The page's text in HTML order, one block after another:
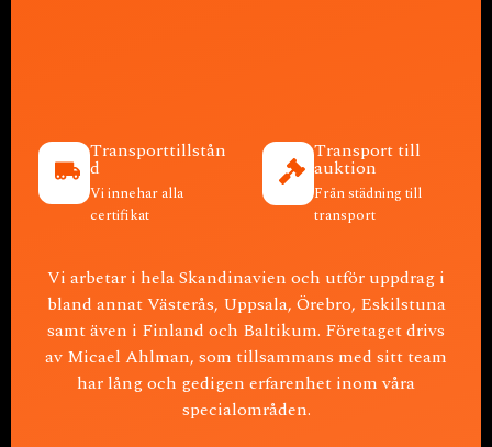
Transporttillstån
d
Vi innehar alla
certifikat
Transport till
auktion
Från städning till
transport
Vi arbetar i hela Skandinavien och utför uppdrag i
bland annat Västerås, Uppsala, Örebro, Eskilstuna
samt även i Finland och Baltikum. Företaget drivs
av Micael Ahlman, som tillsammans med sitt team
har lång och gedigen erfarenhet inom våra
specialområden.